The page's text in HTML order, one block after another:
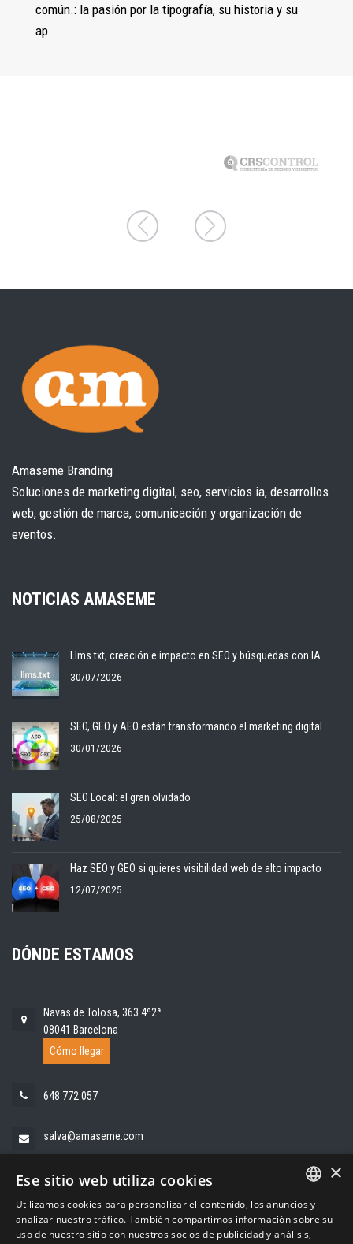
común.: la pasión por la tipografía, su historia y su
ap...
Amaseme Branding
Soluciones de marketing digital, seo, servicios ia, desarrollos
web, gestión de marca, comunicación y organización de
eventos.
NOTICIAS AMASEME
Llms.txt, creación e impacto en SEO y búsquedas con IA
30/07/2026
SEO, GEO y AEO están transformando el marketing digital
30/01/2026
SEO Local: el gran olvidado
25/08/2025
Haz SEO y GEO si quieres visibilidad web de alto impacto
12/07/2025
DÓNDE ESTAMOS
Navas de Tolosa, 363 4º2ª
08041 Barcelona
Cómo llegar
648 772 057
salva@amaseme.com
SPANISH
CATALAN
×
Ese sitio web utiliza cookies
Utilizamos cookies para personalizar el contenido, los anuncios y
analizar nuestro tráfico. También compartimos información sobre su
uso de nuestro sitio con nuestros socios de publicidad y análisis,